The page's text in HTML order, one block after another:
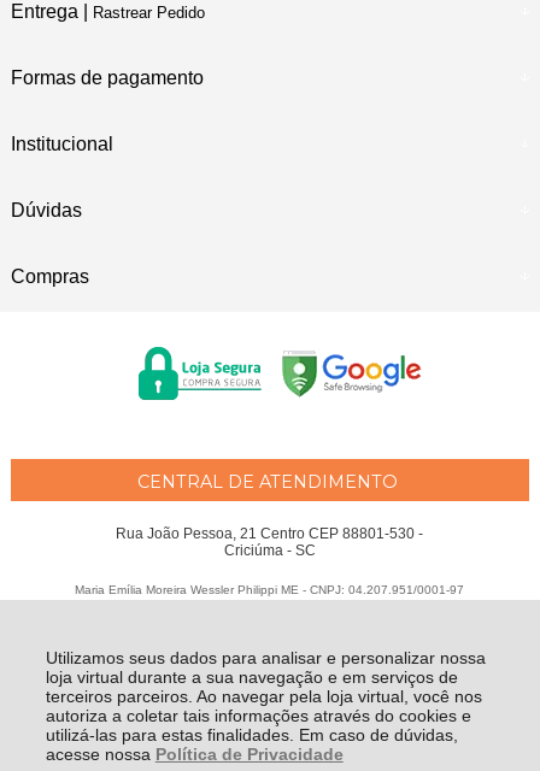
Utilizamos seus dados para analisar e personalizar nossa
loja virtual durante a sua navegação e em serviços de
terceiros parceiros. Ao navegar pela loja virtual, você nos
autoriza a coletar tais informações através do cookies e
utilizá-las para estas finalidades. Em caso de dúvidas,
acesse nossa Política de Privacidade
Entrega | Rastrear Pedido
Formas de pagamento
Institucional
Dúvidas
Compras
CENTRAL DE ATENDIMENTO
Rua João Pessoa, 21 Centro CEP 88801-530 -
Criciúma - SC
Maria Emília Moreira Wessler Philippi ME - CNPJ: 04.207.951/0001-97